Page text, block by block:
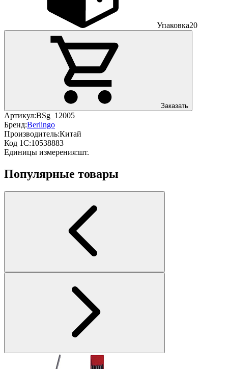
Упаковка20
Заказать
Артикул:BSg_12005
Бренд:Berlingo
Производитель:Китай
Код 1С:10538883
Единицы измерения:шт.
Популярные товары